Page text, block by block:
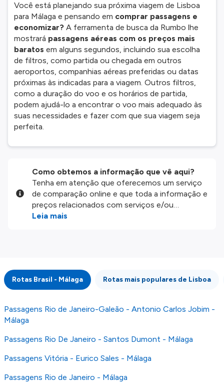
Você está planejando sua próxima viagem de Lisboa
para Málaga e pensando em comprar passagens e
economizar? A ferramenta de busca da Rumbo lhe
mostrará passagens aéreas com os preços mais
baratos em alguns segundos, incluindo sua escolha
de filtros, como partida ou chegada em outros
aeroportos, companhias aéreas preferidas ou datas
próximas às indicadas para a viagem. Outros filtros,
como a duração do voo e os horários de partida,
podem ajudá-lo a encontrar o voo mais adequado às
suas necessidades e fazer com que sua viagem seja
perfeita.
Como obtemos a informação que vê aqui?
Tenha em atenção que oferecemos um serviço
de comparação online e que toda a informação e
preços relacionados com serviços e/ou
produtos disponíveis no nosso website são
integridade ou pela precisão da informação
publicada, por isso verifique com atenção todas
as condições no website do parceiro antes de
fazer uma reserva. Para mais detalhes verifique
os nossosTermos e Condições.
Leia mais
Rotas Brasil - Málaga Rotas mais populares de Lisboa
Passagens Rio de Janeiro-Galeão - Antonio Carlos Jobim -
Málaga
Passagens Rio De Janeiro - Santos Dumont - Málaga
Passagens Vitória - Eurico Sales - Málaga
Passagens Rio de Janeiro - Málaga